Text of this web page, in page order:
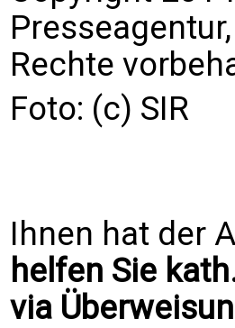
Rechte
Foto: (c) SIR
Ihnen hat der
helfen Sie
via